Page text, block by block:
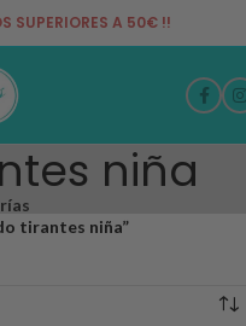
SUPERIORES A 50€ !!
niña
tirantes niña”